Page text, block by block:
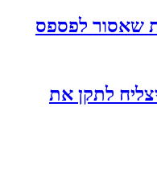
שאסור לפספס
לתקן את